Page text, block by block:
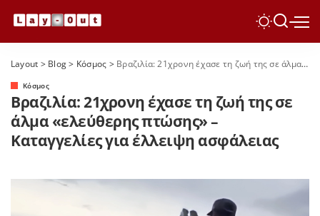
Layout > Blog> Κόσμος > Βραζιλία: 21χρονη έχασε τη ζωή της σε άλμα «ελεύθερης πτώσης» – Καταγγελίες για έλλειψη ασφάλειας
Κόσμος
Βραζιλία: 21χρονη έχασε τη ζωή της σε
άλμα «ελεύθερης πτώσης» –
Καταγγελίες για έλλειψη ασφάλειας